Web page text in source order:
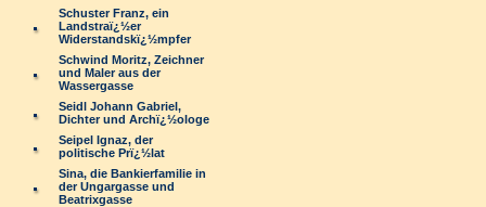
Schuster Franz, ein
Landstraï¿½er
Widerstandskï¿½mpfer
Schwind Moritz, Zeichner
und Maler aus der
Wassergasse
Seidl Johann Gabriel,
Dichter und Archï¿½ologe
Seipel Ignaz, der
politische Prï¿½lat
Sina, die Bankierfamilie in
der Ungargasse und
Beatrixgasse